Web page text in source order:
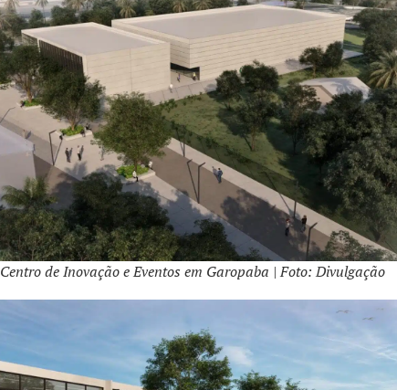
Centro de Inovação e Eventos em Garopaba | Foto: Divulgação